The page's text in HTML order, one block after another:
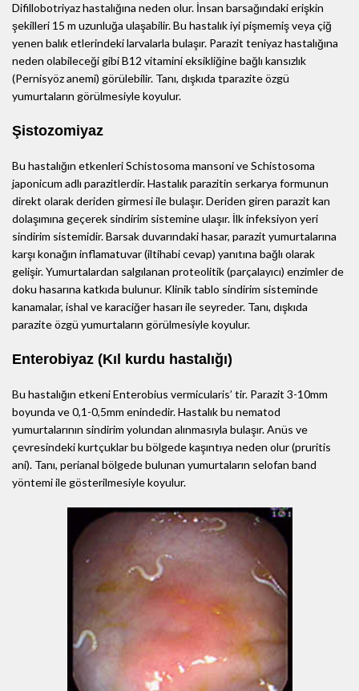
Difillobotriyaz hastalığına neden olur. İnsan barsağındaki erişkin
şekilleri 15 m uzunluğa ulaşabilir. Bu hastalık iyi pişmemiş veya çiğ
yenen balık etlerindeki larvalarla bulaşır. Parazit teniyaz hastalığına
neden olabileceği gibi B12 vitamini eksikliğine bağlı kansızlık
(Pernisyöz anemi) görülebilir. Tanı, dışkıda tparazite özgü
yumurtaların görülmesiyle koyulur.
Şistozomiyaz
Bu hastalığın etkenleri Schistosoma mansoni ve Schistosoma
japonicum adlı parazitlerdir. Hastalık parazitin serkarya formunun
direkt olarak deriden girmesi ile bulaşır. Deriden giren parazit kan
dolaşımına geçerek sindirim sistemine ulaşır. İlk infeksiyon yeri
sindirim sistemidir. Barsak duvarındaki hasar, parazit yumurtalarına
karşı konağın inflamatuvar (iltihabi cevap) yanıtına bağlı olarak
gelişir. Yumurtalardan salgılanan proteolitik (parçalayıcı) enzimler de
doku hasarına katkıda bulunur. Klinik tablo sindirim sisteminde
kanamalar, ishal ve karaciğer hasarı ile seyreder. Tanı, dışkıda
parazite özgü yumurtaların görülmesiyle koyulur.
Enterobiyaz (Kıl kurdu hastalığı)
Bu hastalığın etkeni Enterobius vermicularis’ tir. Parazit 3-10mm
boyunda ve 0,1-0,5mm enindedir. Hastalık bu nematod
yumurtalarının sindirim yolundan alınmasıyla bulaşır. Anüs ve
çevresindeki kurtçuklar bu bölgede kaşıntıya neden olur (pruritis
ani). Tanı, perianal bölgede bulunan yumurtaların selofan band
yöntemi ile gösterilmesiyle koyulur.